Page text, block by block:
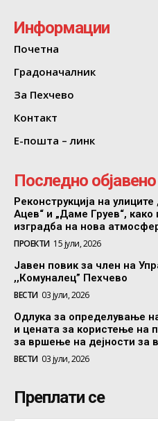
Информации
Почетна
Градоначалник
За Пехчево
Контакт
Е-пошта – линк
Последно објавено
Реконструкција на
Ацев“ и „Даме Груев“,
изградба на нова
ПРОЕКТИ 15 јули, 2026
Јавен повик за член на
,,Комуналец” Пехчево
ВЕСТИ 03 јули, 2026
Одлука за определување
и цената за користење на
за вршење на дејности за
ВЕСТИ 03 јули, 2026
Преплати се